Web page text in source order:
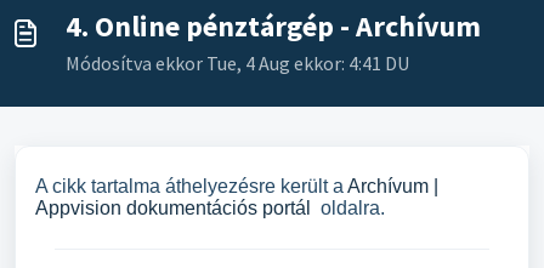
4. Online pénztárgép - Archívum
Módosítva ekkor Tue, 4 Aug ekkor: 4:41 DU
A cikk tartalma áthelyezésre került a Archívum |
Appvision dokumentációs portál
oldalra.